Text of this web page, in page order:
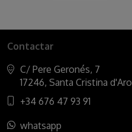
Contactar
C/ Pere Geronés, 7
17246, Santa Cristina d'Aro
+34 676 47 93 91
whatsapp